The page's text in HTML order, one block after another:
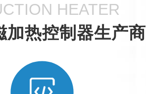
HEATER
加热控制器生产商